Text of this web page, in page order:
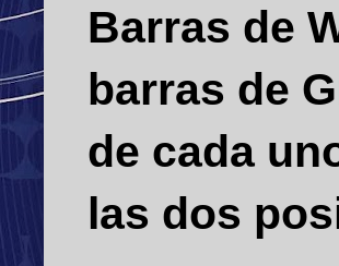
Barras de
barras de
de cada
las dos